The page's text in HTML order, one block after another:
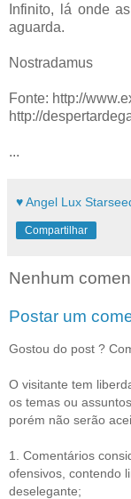
Infinito, lá onde
aguarda.
Nostradamus
Fonte: http://
http://
...
♥ Angel Lux
Compartilhar
Nenhum
Postar um
Gostou do post ?
O visitante tem
os temas ou
porém não serão
1. Comentários
ofensivos, contendo
deselegante;